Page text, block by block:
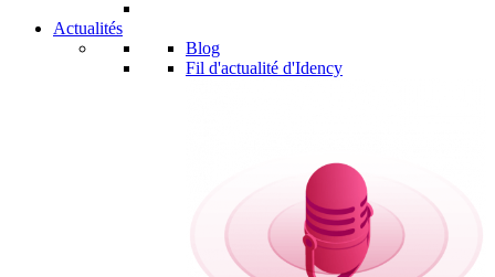
Actualités
Blog
Fil d'actualité d'Idency